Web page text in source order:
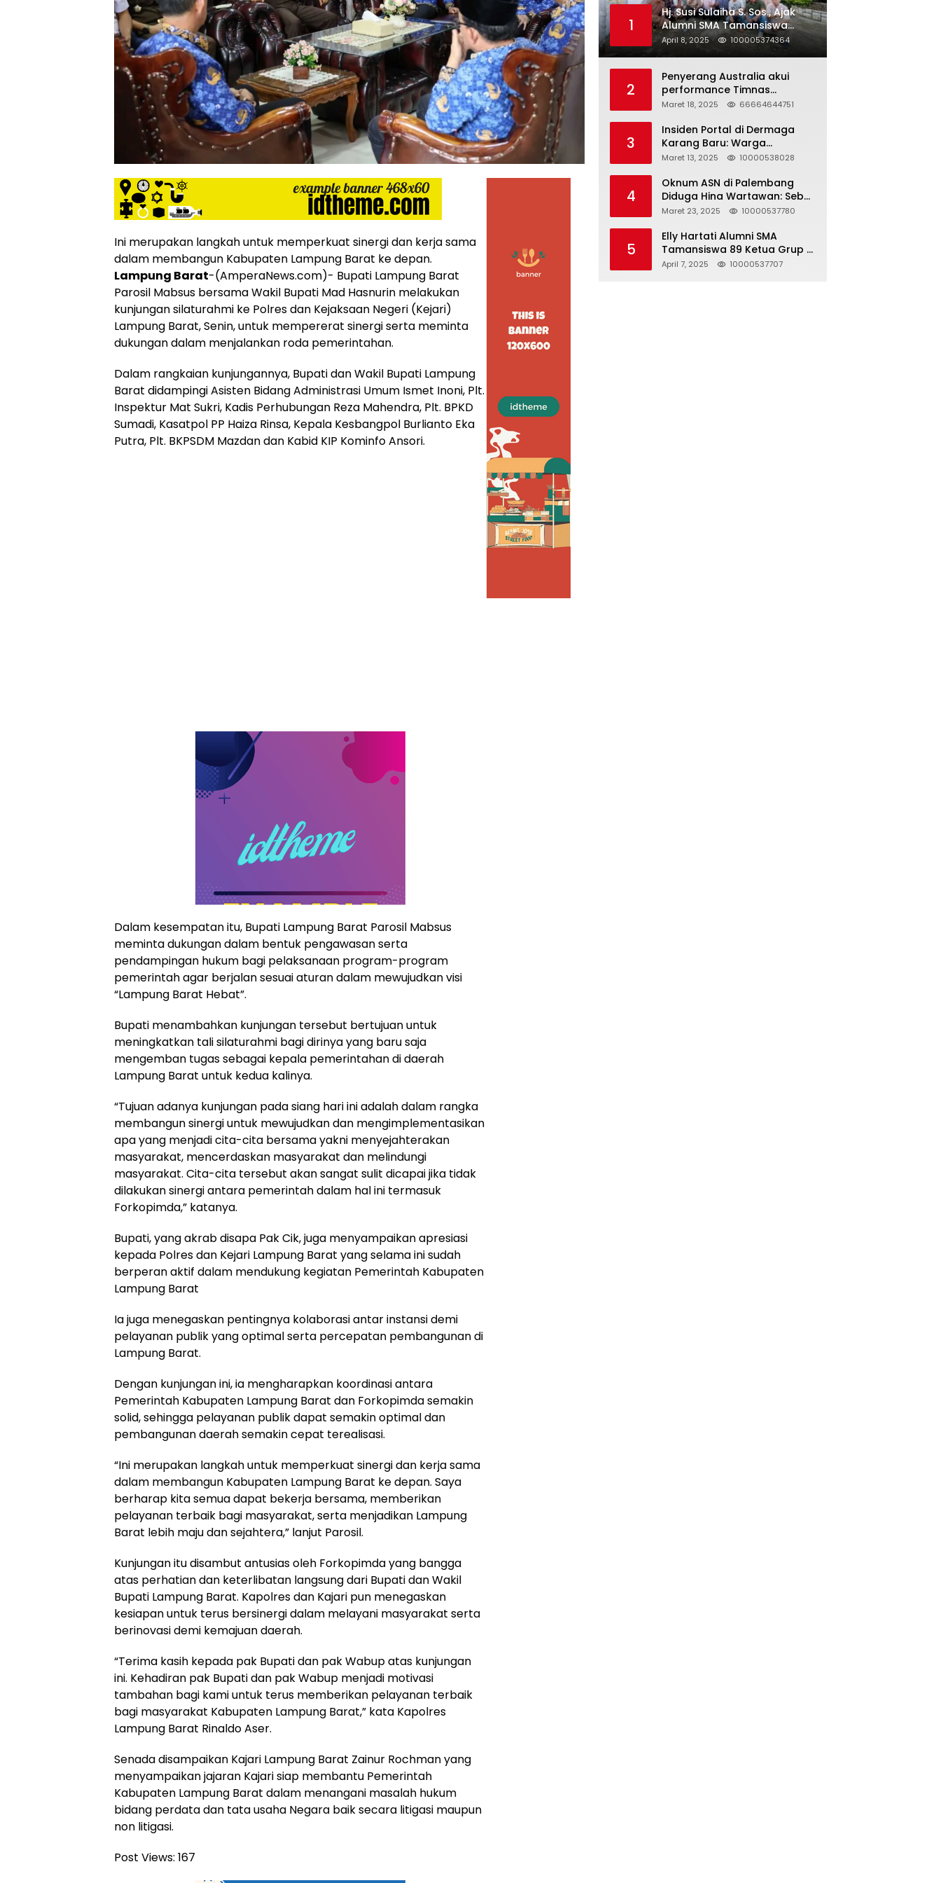
siber
lebih
eksklusif,
bergaya
trendi,
mengandung
unsur
edukasi,
hiburan,
dari
SARA,
narkoba
berita
asusila
Media
Cetak
dan
Online
Ampera
News
Ini merupakan langkah untuk memperkuat sinergi dan kerja sama
dalam membangun Kabupaten Lampung Barat ke depan.
Lampung Barat-(AmperaNews.com)- Bupati Lampung Barat
Parosil Mabsus bersama Wakil Bupati Mad Hasnurin melakukan
kunjungan silaturahmi ke Polres dan Kejaksaan Negeri (Kejari)
Lampung Barat, Senin, untuk mempererat sinergi serta meminta
dukungan dalam menjalankan roda pemerintahan.
Dalam rangkaian kunjungannya, Bupati dan Wakil Bupati Lampung
Barat didampingi Asisten Bidang Administrasi Umum Ismet Inoni, Plt.
Inspektur Mat Sukri, Kadis Perhubungan Reza Mahendra, Plt. BPKD
Sumadi, Kasatpol PP Haiza Rinsa, Kepala Kesbangpol Burlianto Eka
Putra, Plt. BKPSDM Mazdan dan Kabid KIP Kominfo Ansori.
Dalam kesempatan itu, Bupati Lampung Barat Parosil Mabsus
meminta dukungan dalam bentuk pengawasan serta
pendampingan hukum bagi pelaksanaan program-program
pemerintah agar berjalan sesuai aturan dalam mewujudkan visi
“Lampung Barat Hebat”.
Bupati menambahkan kunjungan tersebut bertujuan untuk
meningkatkan tali silaturahmi bagi dirinya yang baru saja
mengemban tugas sebagai kepala pemerintahan di daerah
Lampung Barat untuk kedua kalinya.
“Tujuan adanya kunjungan pada siang hari ini adalah dalam rangka
membangun sinergi untuk mewujudkan dan mengimplementasikan
apa yang menjadi cita-cita bersama yakni menyejahterakan
masyarakat, mencerdaskan masyarakat dan melindungi
masyarakat. Cita-cita tersebut akan sangat sulit dicapai jika tidak
dilakukan sinergi antara pemerintah dalam hal ini termasuk
Forkopimda,” katanya.
Bupati, yang akrab disapa Pak Cik, juga menyampaikan apresiasi
kepada Polres dan Kejari Lampung Barat yang selama ini sudah
berperan aktif dalam mendukung kegiatan Pemerintah Kabupaten
Lampung Barat
Ia juga menegaskan pentingnya kolaborasi antar instansi demi
pelayanan publik yang optimal serta percepatan pembangunan di
Lampung Barat.
Dengan kunjungan ini, ia mengharapkan koordinasi antara
Pemerintah Kabupaten Lampung Barat dan Forkopimda semakin
solid, sehingga pelayanan publik dapat semakin optimal dan
pembangunan daerah semakin cepat terealisasi.
“Ini merupakan langkah untuk memperkuat sinergi dan kerja sama
dalam membangun Kabupaten Lampung Barat ke depan. Saya
berharap kita semua dapat bekerja bersama, memberikan
pelayanan terbaik bagi masyarakat, serta menjadikan Lampung
Barat lebih maju dan sejahtera,” lanjut Parosil.
Kunjungan itu disambut antusias oleh Forkopimda yang bangga
atas perhatian dan keterlibatan langsung dari Bupati dan Wakil
Bupati Lampung Barat. Kapolres dan Kajari pun menegaskan
kesiapan untuk terus bersinergi dalam melayani masyarakat serta
berinovasi demi kemajuan daerah.
“Terima kasih kepada pak Bupati dan pak Wabup atas kunjungan
ini. Kehadiran pak Bupati dan pak Wabup menjadi motivasi
tambahan bagi kami untuk terus memberikan pelayanan terbaik
bagi masyarakat Kabupaten Lampung Barat,” kata Kapolres
Lampung Barat Rinaldo Aser.
Senada disampaikan Kajari Lampung Barat Zainur Rochman yang
menyampaikan jajaran Kajari siap membantu Pemerintah
Kabupaten Lampung Barat dalam menangani masalah hukum
bidang perdata dan tata usaha Negara baik secara litigasi maupun
non litigasi.
Post Views: 167
1
Hj. Susi Sulaiha S. Sos., Ajak
Alumni SMA Tamansiswa
Palembang Angkatan 91 Halal
Bihalal
April 8, 2025 100005374364
2
Penyerang Australia akui
performance Timnas
Indonesia
Maret 18, 2025 66664644751
3
Insiden Portal di Dermaga
Karang Baru: Warga
Klarifikasi dan Kritik
Akurat
Maret 13, 2025 10000538028
4
Oknum ASN di Palembang
Diduga Hina Wartawan: Sebut
Profesi Jurnalis Hanya
Berujung Dugaan
Pelanggaran UU ITE!
Maret 23, 2025 10000537780
5
Elly Hartati Alumni SMA
Tamansiswa 89 Ketua Grup S
4 Laksanakan Giat
April 7, 2025 10000537707